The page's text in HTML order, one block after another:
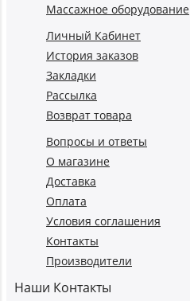
Массажное оборудование
Личный Кабинет
История заказов
Закладки
Рассылка
Возврат товара
Вопросы и ответы
О магазине
Доставка
Оплата
Условия соглашения
Контакты
Производители
Наши Контакты